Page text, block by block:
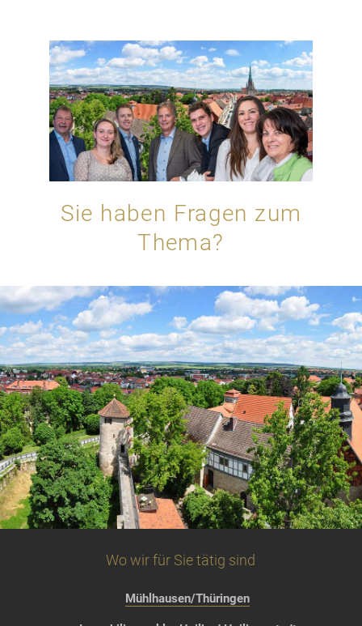
Sie haben Fragen zum
Thema?
Wo wir für Sie tätig sind
Mühlhausen/Thüringen